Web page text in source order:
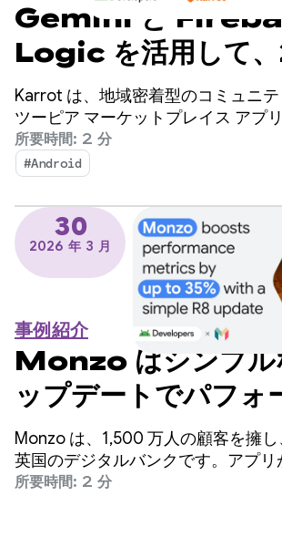
Gemini と
Logic を活用して、
内に翻訳機能を組み
上を伸ばした
Karrot は、地域密着型のコミュニ
ツーピア マーケットプレイス アプ
ーは、他の確認済みのユーザーとア
交換を行うことができます。2015
ースされて以来、このプラットフォ
ル市場に拡大し、4,300 万人を超え
を獲得しています。
所要時間: 2 分
#Android
30
2026 年 3 月
事例紹介
Monzo はシンプル
ップデートでパフォ
指標を最大 35% 向上
Monzo は、1,500 万人の顧客を擁
英国のデジタルバンクです。アプリ
れて、エンジニアリング チームはア
所要時間: 2 分